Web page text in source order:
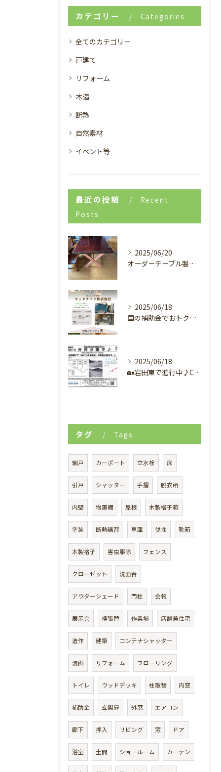
カテゴリー Categories
全てのカテゴリー
戸建て
リフォーム
木造
断熱
自然素材
イベント等
最近の投稿
Recent
Posts
2025/06/20
オーダーテーブル製作事例
2025/06/18
国の補助金でおトクにリフォーム✨自然素材で叶える、心地いい暮らし♪
2025/06/18
🏡岩田東で進行中♪C区画のおうちづくり、間取りイメージ完成しました！✨
タグ Tags
網戸 カーポート 立水栓 床
引戸 シャッター 手摺 脱衣所
内壁 物置棚 屋根 木製格子箱
塗装 断熱講習 車庫 伐採 靴箱
木製格子 害虫駆除 フェンス
クローゼット 洗面台
アウターシェード 門柱 会報
展示会 襖張替 作業場 店舗兼住宅
造作 建築 コンテナシャッター
漫画 リフォーム フローリング
トイレ ウッドデッキ 柱取替 内窓
補助金 玄関扉 外窓 エアコン
廊下 押入 リビング 窓 ドア
浴室 土間 ショールーム カーテン